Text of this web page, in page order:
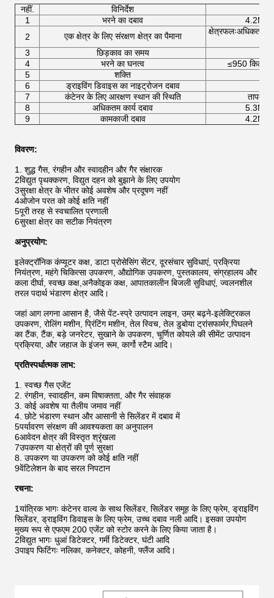
नहीं.
विनिर्देश
1
भरने का दबाव
4.2Mpa
2
एक क्षेत्र के लिए संरक्षण क्षेत्र का पैमाना क्षेत्रफलःअधिकतम
3
छिड़काव का समय
4
भरने का घनत्व
≤950
5
शक्ति
6
ड्राइविंग डिवाइस का नाइट्रोजन दबाव
7
कंटेनर के लिए आरक्षण स्थान की स्थिति
8
अधिकतम कार्य दबाव
5.3Mpa
9
कामकाजी दबाव 4.2Mpa
विवरण:
1. शुद्ध गैस, रंगहीन और स्वादहीन और गैर संक्षारक
2विद्युत पृथक्करण, विद्युत दहन को बुझाने के लिए उपयोग
3सुरक्षा क्षेत्र के भीतर कोई अवशेष और प्रदूषण नहीं
4ओजोन परत को कोई क्षति नहीं
5पूरी तरह से स्वचालित प्रणाली
6सुरक्षा क्षेत्र का सटीक नियंत्रण
अनुप्रयोग:
इलेक्ट्रॉनिक कंप्यूटर कक्ष, डाटा प्रोसेसिंग सेंटर, दूरसंचार सुविधाएं, प्रक्रिया
नियंत्रण, महंगे चिकित्सा उपकरण, औद्योगिक उपकरण, पुस्तकालय, संग्रहालय और
कला दीर्घा, स्वच्छ कक्ष,अनैकोइक कक्ष, आपातकालीन बिजली सुविधाएं, ज्वलनशील
तरल पदार्थ भंडारण क्षेत्र आदि।
जहां आग लगना आसान है, जैसे पेंट-स्प्रे उत्पादन लाइन, उम्र बढ़ने-इलेक्ट्रिकल
उपकरण, रोलिंग मशीन, प्रिंटिंग मशीन, तेल स्विच, तेल डुबोया ट्रांसफार्मर,पिघलने
का टैंक, टैंक, बड़े जनरेटर, सुखाने के उपकरण, चूर्णित कोयले की सीमेंट उत्पादन
प्रक्रिया, और जहाज के इंजन रूम, कार्गो स्टैम आदि।
प्रतिस्पर्धात्मक लाभ:
1. स्वच्छ गैस एजेंट
2. रंगहीन, स्वादहीन, कम विषाक्तता, और गैर संवाहक
3. कोई अवशेष या तैलीय जमाव नहीं
4. छोटे भंडारण स्थान और आसानी से सिलेंडर में दबाव में
5पर्यावरण संरक्षण की आवश्यकता का अनुपालन
6आवेदन क्षेत्र की विस्तृत श्रृंखला
7उपकरण या क्षेत्रों की पूर्ण सुरक्षा
8. उपकरण या उपकरण को कोई क्षति नहीं
9वेंटिलेशन के बाद सरल निपटान
रचना:
1यांत्रिक भागः कंटेनर वाल्व के साथ सिलेंडर, सिलेंडर समूह के लिए फ्रेम, ड्राइविंग
सिलेंडर, ड्राइविंग डिवाइस के लिए फ्रेम, उच्च दबाव नली आदि। इसका उपयोग
मुख्य रूप से एफएम 200 एजेंट को स्टोर करने के लिए किया जाता है।
2विद्युत भागः धुआं डिटेक्टर, गर्मी डिटेक्टर, घंटी आदि
3पाइप फिटिंगः नलिका, कनेक्टर, कोहनी, फ्लैंज आदि।